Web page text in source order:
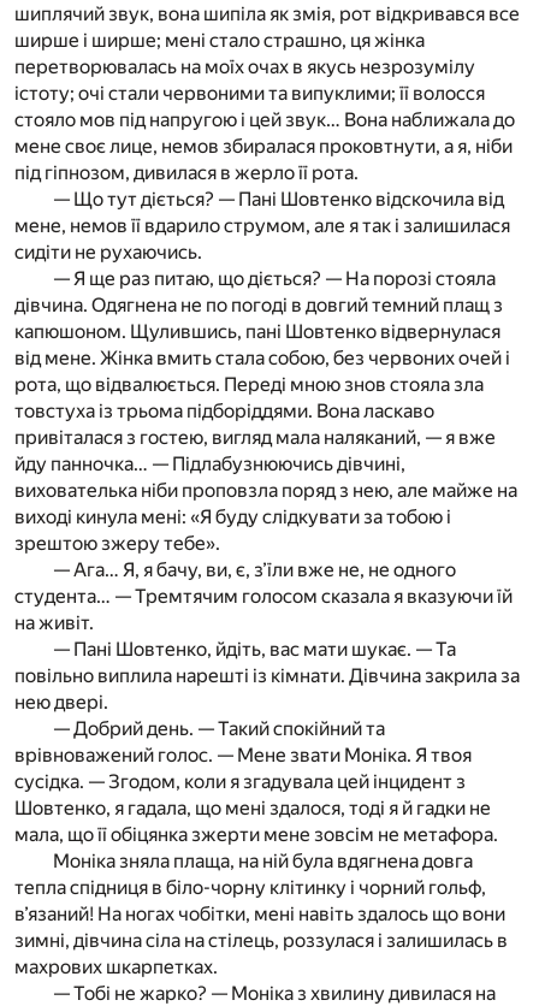
шиплячий звук, вона шипіла як змія, рот відкривався все
ширше і ширше; мені стало страшно, ця жінка
перетворювалась на моїх очах в якусь незрозумілу
істоту; очі стали червоними та випуклими; її волосся
стояло мов під напругою і цей звук… Вона наближала до
мене своє лице, немов збиралася проковтнути, а я, ніби
під гіпнозом, дивилася в жерло її рота.
— Що тут діється? — Пані Шовтенко відскочила від
мене, немов її вдарило струмом, але я так і залишилася
сидіти не рухаючись.
— Я ще раз питаю, що діється? — На порозі стояла
дівчина. Одягнена не по погоді в довгий темний плащ з
капюшоном. Щулившись, пані Шовтенко відвернулася
від мене. Жінка вмить стала собою, без червоних очей і
рота, що відвалюється. Переді мною знов стояла зла
товстуха із трьома підборіддями. Вона ласкаво
привіталася з гостею, вигляд мала наляканий, — я вже
йду панночка… — Підлабузнюючись дівчині,
вихователька ніби проповзла поряд з нею, але майже на
виході кинула мені: «Я буду слідкувати за тобою і
зрештою зжеру тебе».
— Ага… Я, я бачу, ви, є, з’їли вже не, не одного
студента… — Тремтячим голосом сказала я вказуючи їй
на живіт.
— Пані Шовтенко, йдіть, вас мати шукає. — Та
повільно виплила нарешті із кімнати. Дівчина закрила за
нею двері.
— Добрий день. — Такий спокійний та
врівноважений голос. — Мене звати Моніка. Я твоя
сусідка. — Згодом, коли я згадувала цей інцидент з
Шовтенко, я гадала, що мені здалося, тоді я й гадки не
мала, що її обіцянка зжерти мене зовсім не метафора.
Моніка зняла плаща, на ній була вдягнена довга
тепла спідниця в біло-чорну клітинку і чорний гольф,
в’язаний! На ногах чобітки, мені навіть здалось що вони
зимні, дівчина сіла на стілець, роззулася і залишилась в
махрових шкарпетках.
— Тобі не жарко? — Моніка з хвилину дивилася на